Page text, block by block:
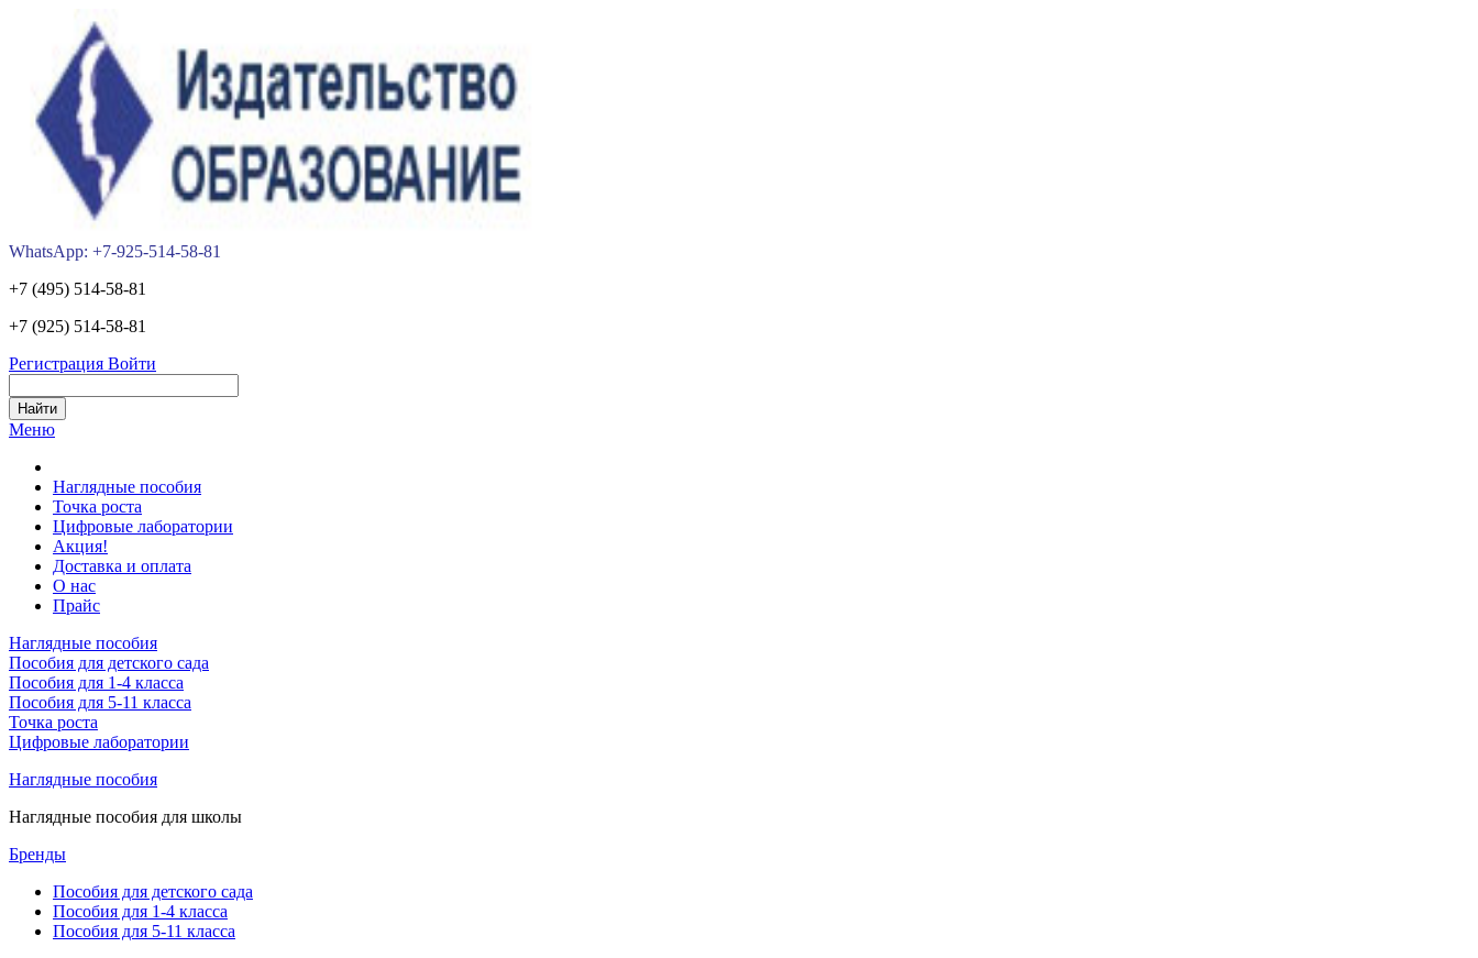
WhatsApp: +7-925-514-58-81
+7 (495) 514-58-81
+7 (925) 514-58-81
Регистрация Войти
Меню
Наглядные пособия
Точка роста
Цифровые лаборатории
Акция!
Доставка и оплата
О нас
Прайс
Наглядные пособия
Пособия для детского сада
Пособия для 1-4 класса
Пособия для 5-11 класса
Точка роста
Цифровые лаборатории
Наглядные пособия
Наглядные пособия для школы
Бренды
Пособия для детского сада
Пособия для 1-4 класса
Пособия для 5-11 класса